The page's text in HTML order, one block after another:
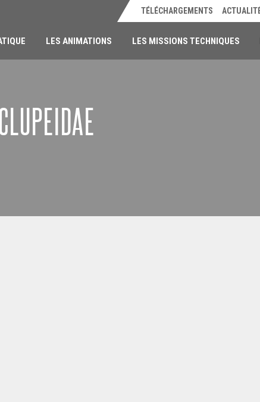
LES ANIMATIONS LES MISSIONS TECHNIQUES
TÉLÉCHARGEMENTS